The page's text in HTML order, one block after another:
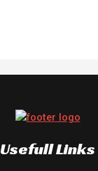
Usefull Links